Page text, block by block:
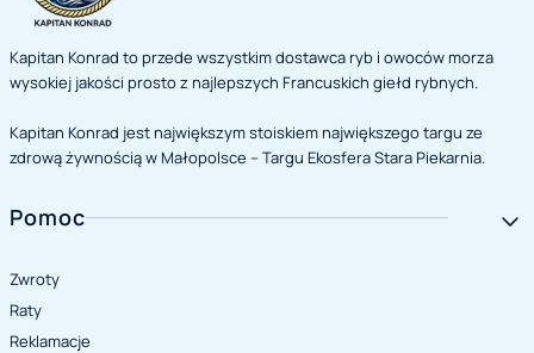
Kapitan Konrad to przede wszystkim dostawca ryb i owoców morza
wysokiej jakości prosto z najlepszych Francuskich giełd rybnych.
Kapitan Konrad jest największym stoiskiem największego targu ze
zdrową żywnością w Małopolsce – Targu Ekosfera Stara Piekarnia.
Linki w stopce
Pomoc
Zwroty
Raty
Reklamacje